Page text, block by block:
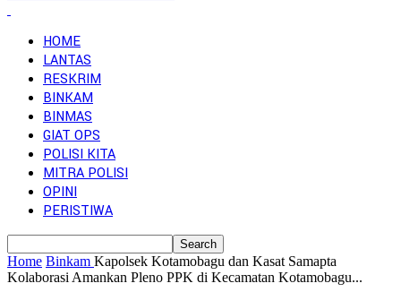
HOME
LANTAS
RESKRIM
BINKAM
BINMAS
GIAT OPS
POLISI KITA
MITRA POLISI
OPINI
PERISTIWA
Home Binkam Kapolsek Kotamobagu dan Kasat Samapta
Kolaborasi Amankan Pleno PPK di Kecamatan Kotamobagu...